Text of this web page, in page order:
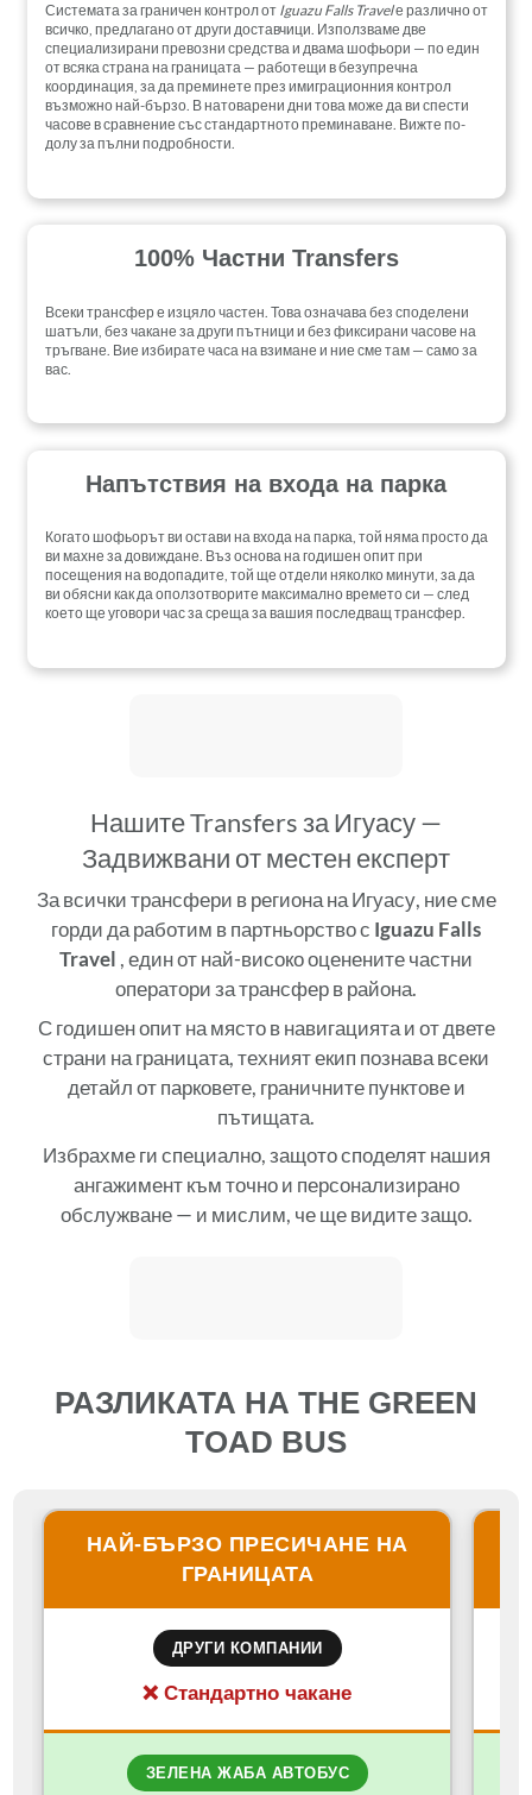
Системата за граничен контрол от Iguazu Falls Travelе различно от
всичко, предлагано от други доставчици. Използваме две
специализирани превозни средства и двама шофьори — по един
от всяка страна на границата — работещи в безупречна
координация, за да преминете през имиграционния контрол
възможно най-бързо. В натоварени дни това може да ви спести
часове в сравнение със стандартното преминаване. Вижте по-
долу за пълни подробности.
100% Частни Transfers
Всеки трансфер е изцяло частен. Това означава без споделени
шатъли, без чакане за други пътници и без фиксирани часове на
тръгване. Вие избирате часа на взимане и ние сме там — само за
вас.
Напътствия на входа на парка
Когато шофьорът ви остави на входа на парка, той няма просто да
ви махне за довиждане. Въз основа на годишен опит при
посещения на водопадите, той ще отдели няколко минути, за да
ви обясни как да оползотворите максимално времето си — след
което ще уговори час за среща за вашия последващ трансфер.
Нашите Transfers за Игуасу —
Задвижвани от местен експерт
За всички трансфери в региона на Игуасу, ние сме
горди да работим в партньорство с Iguazu Falls
Travel , един от най-високо оценените частни
оператори за трансфер в района.
С годишен опит на място в навигацията и от двете
страни на границата, техният екип познава всеки
детайл от парковете, граничните пунктове и
пътищата.
Избрахме ги специално, защото споделят нашия
ангажимент към точно и персонализирано
обслужване — и мислим, че ще видите защо.
РАЗЛИКАТА НА THE GREEN
TOAD BUS
НАЙ-БЪРЗО ПРЕСИЧАНЕ НА
ГРАНИЦАТА
ДРУГИ КОМПАНИИ
❌ Стандартно чакане
ЗЕЛЕНА ЖАБА АВТОБУС